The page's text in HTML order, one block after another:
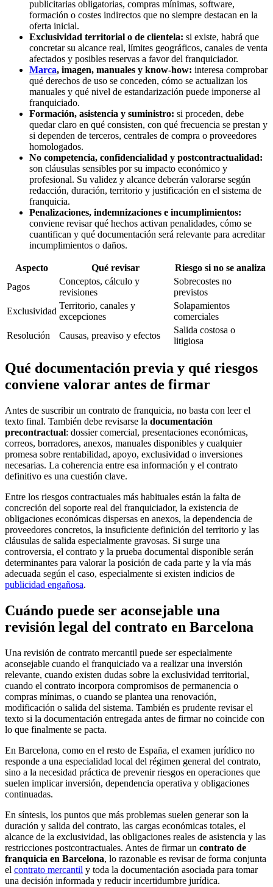
publicitarias obligatorias, compras mínimas, software,
formación o costes indirectos que no siempre destacan en la
oferta inicial.
Exclusividad territorial o de clientela: si existe, habrá que
concretar su alcance real, límites geográficos, canales de venta
afectados y posibles reservas a favor del franquiciador.
Marca, imagen, manuales y know-how: interesa comprobar
qué derechos de uso se conceden, cómo se actualizan los
manuales y qué nivel de estandarización puede imponerse al
franquiciado.
Formación, asistencia y suministro: si proceden, debe
quedar claro en qué consisten, con qué frecuencia se prestan y
si dependen de terceros, centrales de compra o proveedores
homologados.
No competencia, confidencialidad y postcontractualidad:
son cláusulas sensibles por su impacto económico y
profesional. Su validez y alcance deberán valorarse según
redacción, duración, territorio y justificación en el sistema de
franquicia.
Penalizaciones, indemnizaciones e incumplimientos:
conviene revisar qué hechos activan penalidades, cómo se
cuantifican y qué documentación será relevante para acreditar
incumplimientos o daños.
Aspecto Qué revisar
Riesgo si no se analiza
Pagos
Conceptos, cálculo y
revisiones
Sobrecostes no
previstos
Exclusividad
Territorio, canales y
excepciones
Solapamientos
comerciales
Resolución
Causas, preaviso y efectos
Salida costosa o
litigiosa
Qué documentación previa y qué riesgos
conviene valorar antes de firmar
Antes de suscribir un contrato de franquicia, no basta con leer el
texto final. También debe revisarse la documentación
precontractual: dossier comercial, presentaciones económicas,
correos, borradores, anexos, manuales disponibles y cualquier
promesa sobre rentabilidad, apoyo, exclusividad o inversiones
necesarias. La coherencia entre esa información y el contrato
definitivo es una cuestión clave.
Entre los riesgos contractuales más habituales están la falta de
concreción del soporte real del franquiciador, la existencia de
obligaciones económicas dispersas en anexos, la dependencia de
proveedores concretos, la insuficiente definición del territorio y las
cláusulas de salida especialmente gravosas. Si surge una
controversia, el contrato y la prueba documental disponible serán
determinantes para valorar la posición de cada parte y la vía más
adecuada según el caso, especialmente si existen indicios de
publicidad engañosa.
Cuándo puede ser aconsejable una
revisión legal del contrato en Barcelona
Una revisión de contrato mercantil puede ser especialmente
aconsejable cuando el franquiciado va a realizar una inversión
relevante, cuando existen dudas sobre la exclusividad territorial,
cuando el contrato incorpora compromisos de permanencia o
compras mínimas, o cuando se plantea una renovación,
modificación o salida del sistema. También es prudente revisar el
texto si la documentación entregada antes de firmar no coincide con
lo que finalmente se pacta.
En Barcelona, como en el resto de España, el examen jurídico no
responde a una especialidad local del régimen general del contrato,
sino a la necesidad práctica de prevenir riesgos en operaciones que
suelen implicar inversión, dependencia operativa y obligaciones
continuadas.
En síntesis, los puntos que más problemas suelen generar son la
duración y salida del contrato, las cargas económicas totales, el
alcance de la exclusividad, las obligaciones reales de asistencia y las
restricciones postcontractuales. Antes de firmar un contrato de
franquicia en Barcelona, lo razonable es revisar de forma conjunta
el contrato mercantil y toda la documentación asociada para tomar
una decisión informada y reducir incertidumbre jurídica.